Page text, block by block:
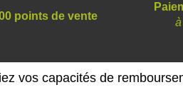
points de vente
vos capacités de